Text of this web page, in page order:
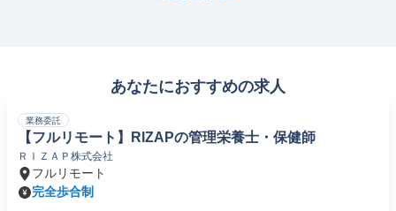
あなたにおすすめの求人
業務委託
【フルリモート】RIZAPの管理栄養士・保健師
ＲＩＺＡＰ株式会社
フルリモート
完全歩合制